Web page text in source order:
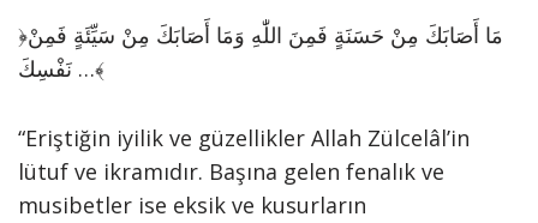
﴿مَا أَصَابَكَ مِنْ حَسَنَةٍ فَمِنَ اللّٰهِ وَمَا أَصَابَكَ مِنْ سَيِّئَةٍ فَمِنْ
نَفْسِكَ …﴾
“Eriştiğin iyilik ve güzellikler Allah Zülcelâl’in
lütuf ve ikramıdır. Başına gelen fenalık ve
musibetler ise eksik ve kusurların